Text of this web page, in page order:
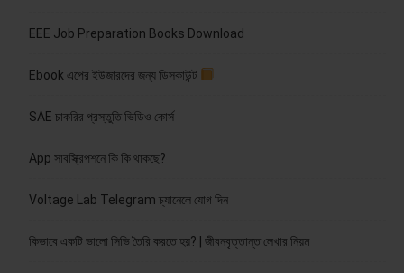
EEE Job Preparation Books Download
Ebook এপের ইউজারদের জন্য ডিসকাউন্ট
SAE চাকরির প্রস্তুতি ভিডিও কোর্স
App সাবস্ক্রিপশনে কি কি থাকছে?
Voltage Lab Telegram চ্যানেলে যোগ দিন
কিভাবে একটি ভালো সিভি তৈরি করতে হয়? | জীবনবৃত্তান্ত লেখার নিয়ম